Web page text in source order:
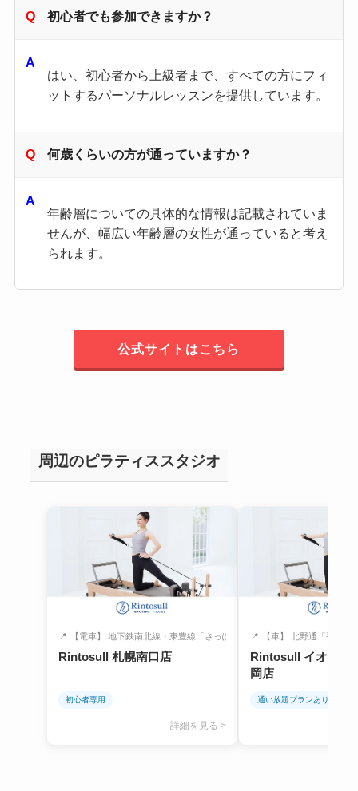
初心者でも参加できますか？
はい、初心者から上級者まで、すべての方にフィ
ットするパーソナルレッスンを提供しています。
何歳くらいの方が通っていますか？
年齢層についての具体的な情報は記載されていま
せんが、幅広い年齢層の女性が通っていると考え
られます。
公式サイトはこちら
周辺のピラティススタジオ
📍 【電車】 地下鉄南北線・東豊線「さっぽろ...
Rintosull 札幌南口店
初心者専用
詳細を見る >
📍 【車】 北野通「平岡3-
Rintosull イオンタ
岡店
通い放題プランあり